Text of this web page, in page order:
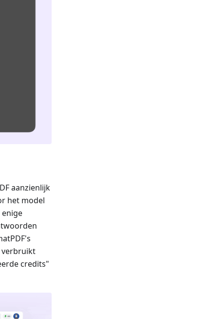
aanzienlijk
het model
verbruikt
credits"